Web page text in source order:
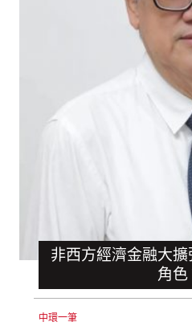
非西方經濟金融大
角色
中環一筆